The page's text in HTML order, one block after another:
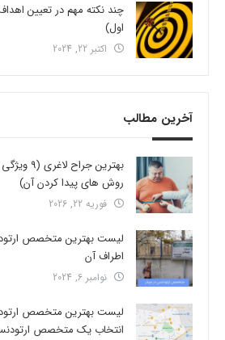
چند نکته مهم در تعیین
اول)
اکتبر 22, 2024
آخرین مطالب
بهترین
روش های پیدا کردن آن)
فوریه 22, 2026
لیست بهترین متخصص
اطراف آن
نوامبر 6, 2024
لیست بهترین متخصص
انتخاب یک متخصص